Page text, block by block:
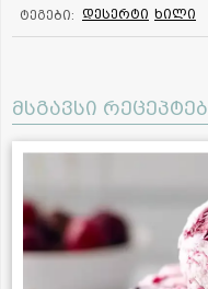
ტეგები: დესერტი ხილი
მსგავსი